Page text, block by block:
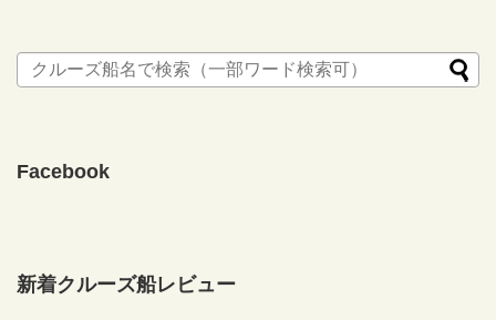
Facebook
新着クルーズ船レビュー